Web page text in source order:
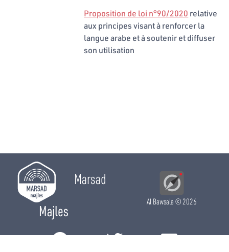
Proposition de loi n°90/2020 relative
aux principes visant à renforcer la
langue arabe et à soutenir et diffuser
son utilisation
Marsad
Majles
Al Bawsala© 2026